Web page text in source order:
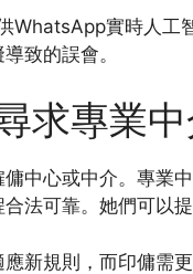
WhatsApp實時人工
致的誤會。
求專業
中心或中介。專業
法可靠。她們可以
新規則，而印傭需